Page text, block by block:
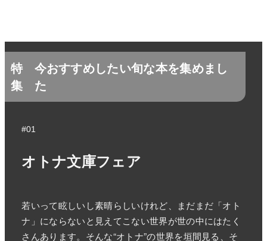
特
集
今おすすめしたい旬な本を集めまし
た
#01
オトナ文庫フェア
若いって眩しいし素晴らしいけれど、まだまだ「オト
ナ」にならないと見えてこない世界が世の中にはたく
さんあります。そんな“オトナ”の世界を垣間見る、そ